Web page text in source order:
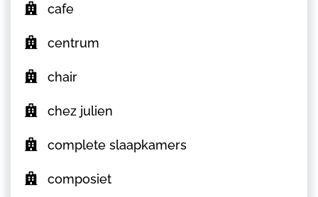
cafe
centrum
chair
chez julien
complete slaapkamers
composiet